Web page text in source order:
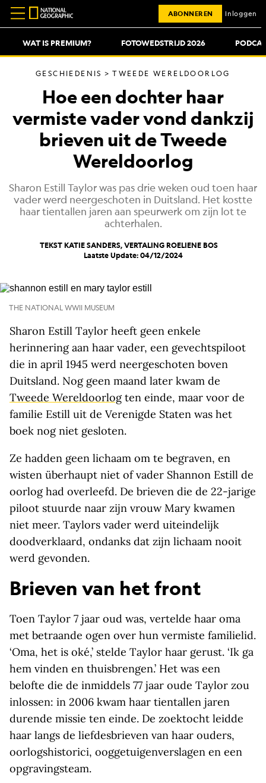
WAT IS PREMIUM? FOTOWEDSTRIJD 2026
ABONNEREN Inloggen
GESCHIEDENIS TWEEDE WERELDOORLOG
Hoe een dochter haar
vermiste vader vond dankzij
brieven uit de Tweede
Wereldoorlog
Sharon Estill Taylor was pas drie weken oud toen haar
vader werd neergeschoten in Duitsland. Het kostte
haar tientallen jaren aan speurwerk om zijn lot te
achterhalen.
TEKST KATIE SANDERS, VERTALINGROELIENE BOS
Laatste Update: 04/12/2024
THE NATIONAL WWII MUSEUM
Sharon Estill Taylor heeft geen enkele
herinnering aan haar vader, een gevechtspiloot
die in april 1945 werd neergeschoten boven
Duitsland. Nog geen maand later kwam de
Tweede Wereldoorlogten einde, maar voor de
familie Estill uit de Verenigde Staten was het
boek nog niet gesloten.
Ze hadden geen lichaam om te begraven, en
wisten überhaupt niet of vader Shannon Estill de
oorlog had overleefd. De brieven die de 22-jarige
piloot stuurde naar zijn vrouw Mary kwamen
niet meer. Taylors vader werd uiteindelijk
doodverklaard, ondanks dat zijn lichaam nooit
werd gevonden.
Brieven van het front
Toen Taylor 7 jaar oud was, vertelde haar oma
met betraande ogen over hun vermiste familielid.
‘Oma, het is oké,’ stelde Taylor haar gerust. ‘Ik ga
hem vinden en thuisbrengen.’ Het was een
belofte die de inmiddels 77 jaar oude Taylor zou
inlossen: in 2006 kwam haar tientallen jaren
durende missie ten einde. De zoektocht leidde
haar langs de liefdesbrieven van haar ouders,
oorlogshistorici, ooggetuigenverslagen en een
opgravingsteam.